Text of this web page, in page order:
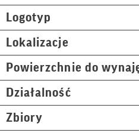
Logotyp
Lokalizacje
Powierzchnie do
Działalność
Zbiory